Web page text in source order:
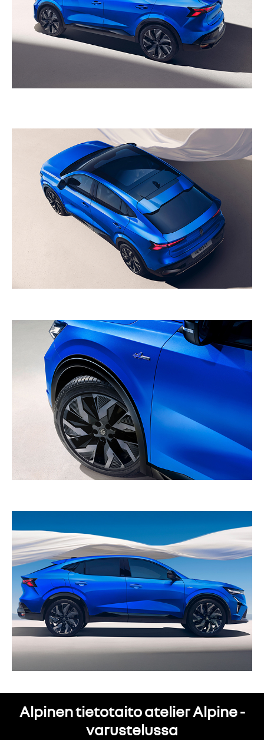
Alpinen tietotaito atelier Alpine -
varustelussa